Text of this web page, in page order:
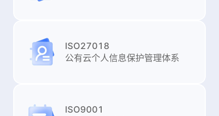
ISO27018
公有云个人信息保护管理体系
ISO9001